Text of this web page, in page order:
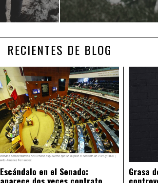
RECIENTES DE BLOG
Escándalo en el Senado:
aparece dos veces contrato
Grasa